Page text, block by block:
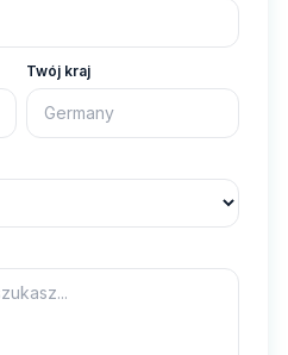
Twój kraj